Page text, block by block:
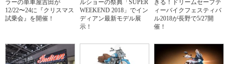
ラーの単車屋吉田が
12/22〜24に『クリスマス
試乗会』を開催！
ルショーの祭典「SUPER
WEEKEND 2018」でイン
ディアン最新モデル展
示！
きる！ドリームセーフテ
ィーバイクフェスティバ
ル2018が長野で5/27開
催！